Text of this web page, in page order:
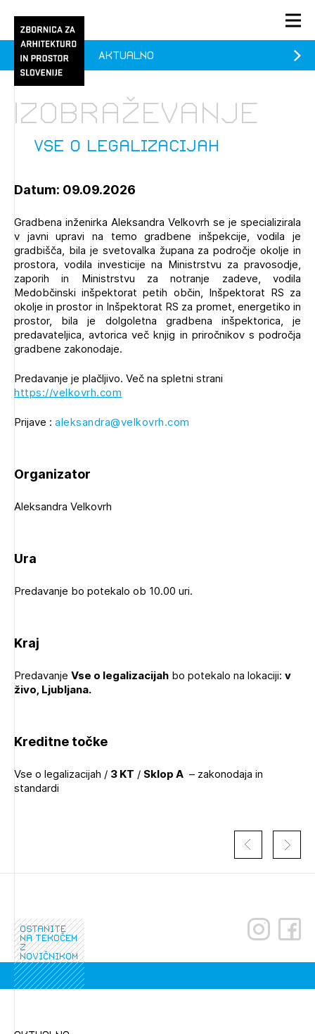
PRIJAVA
Praksa
O ZAPS
PRIJAVITE SE
1/1
Pozdravljeni
Prijavite se s svojim ZAPS uporabniškim imenom in geslom.
PRIJAVITE SE
POZABLJENO GESLO
Vse o legalizacijah
Izobraževanje
Aktualno
Datum: 09.09.2026
Gradbena inženirka Aleksandra Velkovrh se je specializirala
v javni upravi na temo gradbene inšpekcije, vodila je
gradbišča, bila je svetovalka župana za področje okolje in
prostora, vodila investicije na Ministrstvu za pravosodje,
zaporih in Ministrstvu za notranje zadeve, vodila
Medobčinski inšpektorat petih občin, Inšpektorat RS za
okolje in prostor in Inšpektorat RS za promet, energetiko in
prostor, bila je dolgoletna gradbena inšpektorica, je
predavateljica, avtorica več knjig in priročnikov s področja
gradbene zakonodaje.
Predavanje je plačljivo. Več na spletni strani
https://velkovrh.com
Prijave : aleksandra@velkovrh.com
Organizator
Aleksandra Velkovrh
Ura
Predavanje bo potekalo ob 10.00 uri.
Kraj
Predavanje Vse o legalizacijah bo potekalo na lokaciji: v
živo, Ljubljana.
Kreditne točke
Vse o legalizacijah / 3 KT / Sklop A – zakonodaja in
standardi
1/1
prijava
Vse o legalizacijah (prostih mest - 0)
PRIJAVITE SE
ostanite
na tekočem
z
novičnikom
1/2
Prijava na novičnik
Ostanite na tekočem z novicami in se naročite na
Novičnike vam bomo pošiljali na vaš elektronski naslov.
Mesečni novičnik
Novičnik izobraževanj
Novičnik natečajev
Tedenski novičnik javnih naročil
Dnevne medijske objave